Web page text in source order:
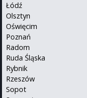
Łódź
Olsztyn
Oświęcim
Poznań
Radom
Ruda Śląska
Rybnik
Rzeszów
Sopot